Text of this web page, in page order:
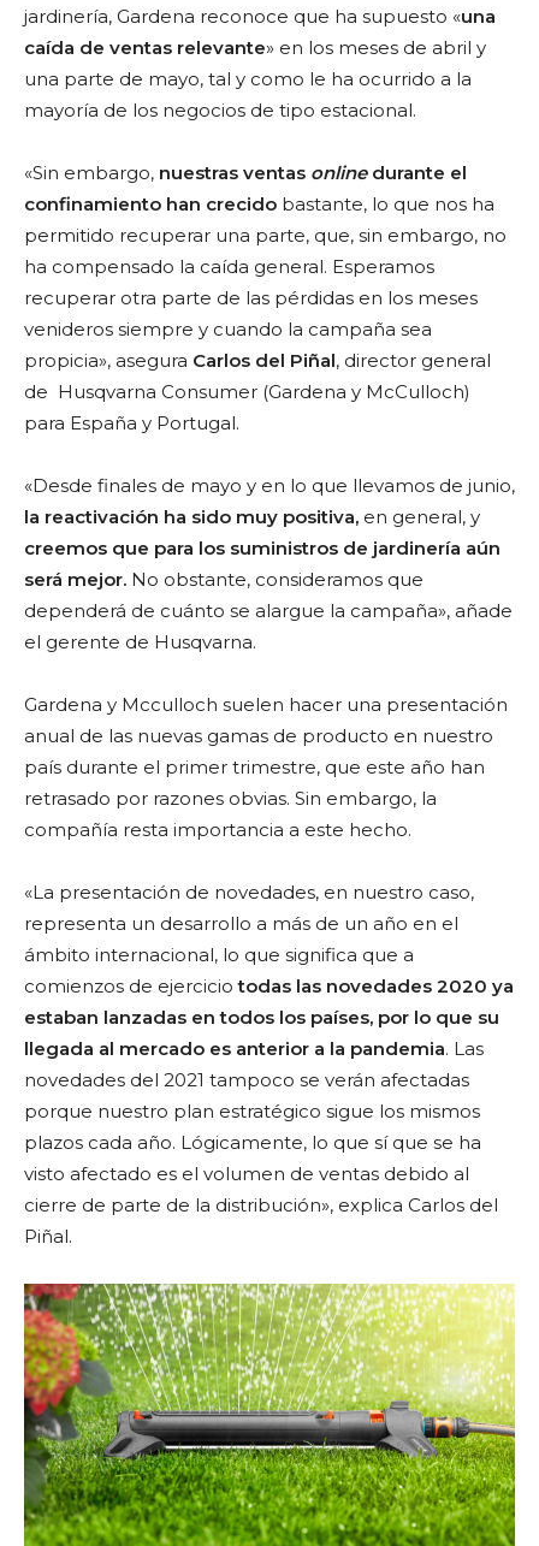
jardinería, Gardena reconoce que ha supuesto «una
caída de ventas relevante» en los meses de abril y
una parte de mayo, tal y como le ha ocurrido a la
mayoría de los negocios de tipo estacional.
«Sin embargo, nuestras ventas onlinedurante el
confinamiento han crecido bastante, lo que nos ha
permitido recuperar una parte, que, sin embargo, no
ha compensado la caída general. Esperamos
recuperar otra parte de las pérdidas en los meses
venideros siempre y cuando la campaña sea
propicia», asegura Carlos del Piñal, director general
de Husqvarna Consumer (Gardena y McCulloch)
para España y Portugal.
«Desde finales de mayo y en lo que llevamos de junio,
la reactivación ha sido muy positiva, en general, y
creemos que para los suministros de jardinería aún
será mejor. No obstante, consideramos que
dependerá de cuánto se alargue la campaña», añade
el gerente de Husqvarna.
Gardena y Mcculloch suelen hacer una presentación
anual de las nuevas gamas de producto en nuestro
país durante el primer trimestre, que este año han
retrasado por razones obvias. Sin embargo, la
compañía resta importancia a este hecho.
«La presentación de novedades, en nuestro caso,
representa un desarrollo a más de un año en el
ámbito internacional, lo que significa que a
comienzos de ejerciciotodas las novedades 2020 ya
estaban lanzadas en todos los países, por lo que su
llegada al mercado es anterior a la pandemia. Las
novedades del 2021 tampoco se verán afectadas
porque nuestro plan estratégico sigue los mismos
plazos cada año. Lógicamente, lo que sí que se ha
visto afectado es el volumen de ventas debido al
cierre de parte de la distribución», explica Carlos del
Piñal.